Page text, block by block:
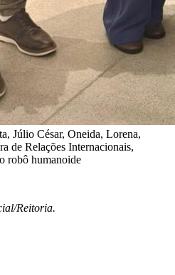
Júlio César, Oneida, Lorena,
de Relações Internacionais,
robô humanoide
Reitoria.